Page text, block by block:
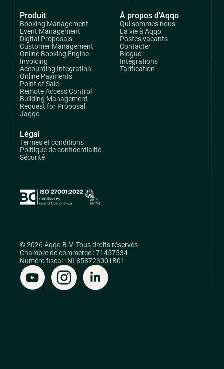
Produit
Booking Management
Event Management
Digital Proposals
Customer Management
Online Booking Engine
Invoicing
Accounting Integration
Online Payments
Point of Sale
Remote Access Control
Building Management
Request for Proposal
Jaqqo
À propos d'Aqqo
Qui sommes nous
La vie à Aqqo
Postes vacants
Contacter
Blogue
Intégrations
Tarification
Légal
Termes et conditions
Politique de confidentialité
Sécurité
© 2026 Aqqo B.V. Tous droits réservés
Chambre de commerce : 71457534
Numéro fiscal : NL858723001B01